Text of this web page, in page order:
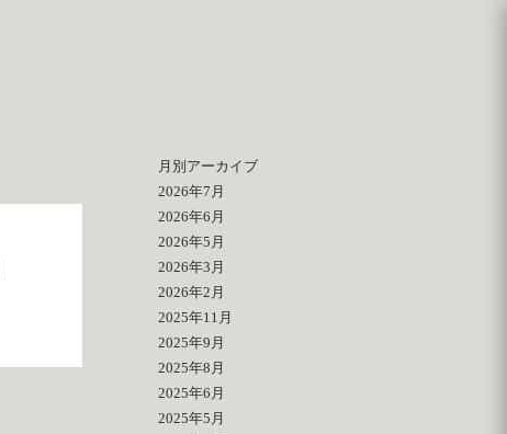
月別アーカイブ
2026年7月
2026年6月
2026年5月
2026年3月
2026年2月
2025年11月
2025年9月
2025年8月
2025年6月
2025年5月